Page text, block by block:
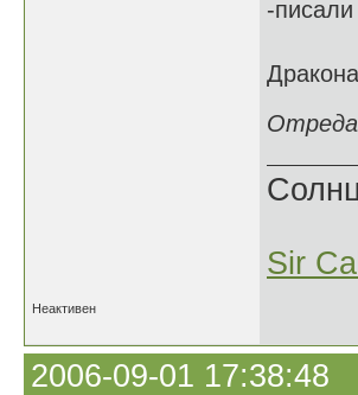
-
Sir
Неактивен
2006-09-01 17:38:48